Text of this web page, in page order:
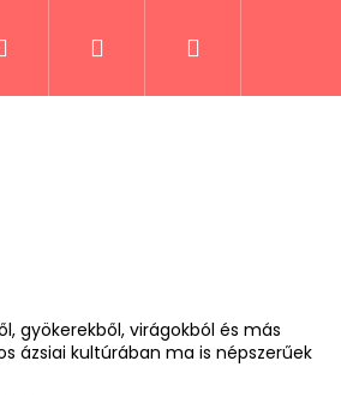
Italok
Keresés Bejelentkezés
gyökerekből, virágokból és más
ázsiai kultúrában ma is népszerűek